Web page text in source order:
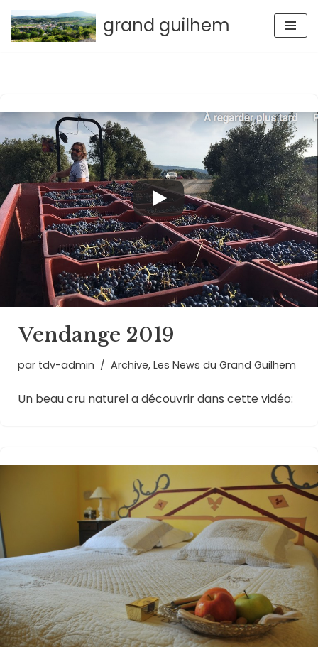
Aller
grand guilhem
Vendange 2019
par tdv-admin Archive, Les News du Grand Guilhem
Un beau cru naturel a découvrir dans cette vidéo: